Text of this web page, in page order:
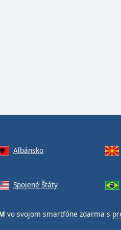
Albánsko
Spojené Štáty
vo svojom smartfóne zdarma s